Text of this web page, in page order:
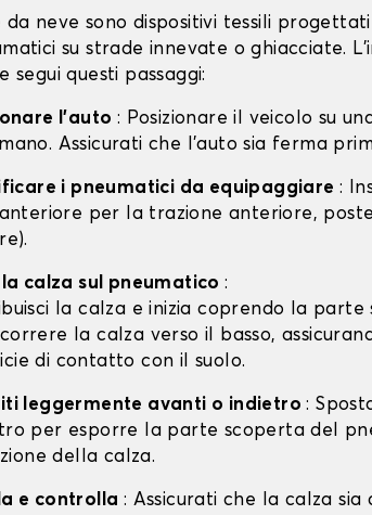
da neve sono dispositivi tessili
su strade innevate o ghiacciate.
segui questi passaggi:
l'auto : Posizionare il veicolo su
Assicurati che l'auto sia ferma
i pneumatici da equipaggiare :
per la trazione anteriore,
calza sul pneumatico:
la calza e inizia coprendo la parte
la calza verso il basso,
di contatto con il suolo.
leggermente avanti o indietro:
per esporre la parte scoperta del
della calza.
e controlla : Assicurati che la calza